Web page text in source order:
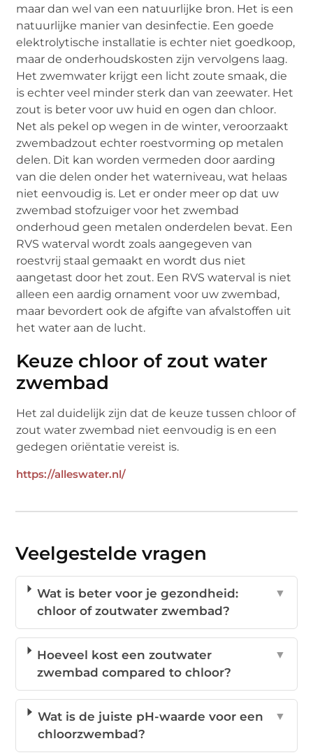
maar dan wel van een natuurlijke bron. Het is een
natuurlijke manier van desinfectie. Een goede
elektrolytische installatie is echter niet goedkoop,
maar de onderhoudskosten zijn vervolgens laag.
Het zwemwater krijgt een licht zoute smaak, die
is echter veel minder sterk dan van zeewater. Het
zout is beter voor uw huid en ogen dan chloor.
Net als pekel op wegen in de winter, veroorzaakt
zwembadzout echter roestvorming op metalen
delen. Dit kan worden vermeden door aarding
van die delen onder het waterniveau, wat helaas
niet eenvoudig is. Let er onder meer op dat uw
zwembad stofzuiger voor het zwembad
onderhoud geen metalen onderdelen bevat. Een
RVS waterval wordt zoals aangegeven van
roestvrij staal gemaakt en wordt dus niet
aangetast door het zout. Een RVS waterval is niet
alleen een aardig ornament voor uw zwembad,
maar bevordert ook de afgifte van afvalstoffen uit
het water aan de lucht.
Keuze chloor of zout water
zwembad
Het zal duidelijk zijn dat de keuze tussen chloor of
zout water zwembad niet eenvoudig is en een
gedegen oriëntatie vereist is.
https://alleswater.nl/
Veelgestelde vragen
Wat is beter voor je gezondheid:
chloor of zoutwater zwembad?
▼
Hoeveel kost een zoutwater
zwembad compared to chloor?
▼
Wat is de juiste pH-waarde voor een
chloorzwembad?
▼